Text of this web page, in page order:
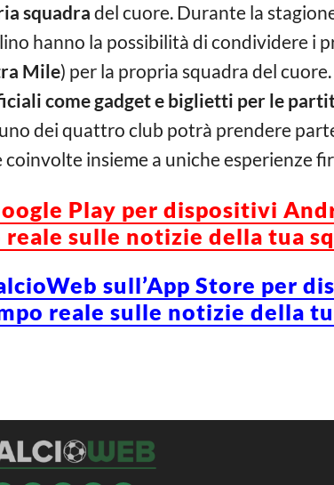
squadra del cuore. Durante la
hanno la possibilità di condividere i
Mile) per la propria squadra del cuore.
come gadget e biglietti per le
dei quattro club potrà prendere
insieme a uniche esperienze
Play per dispositivi
sulle notizie della tua
sull’App Store per
reale sulle notizie della